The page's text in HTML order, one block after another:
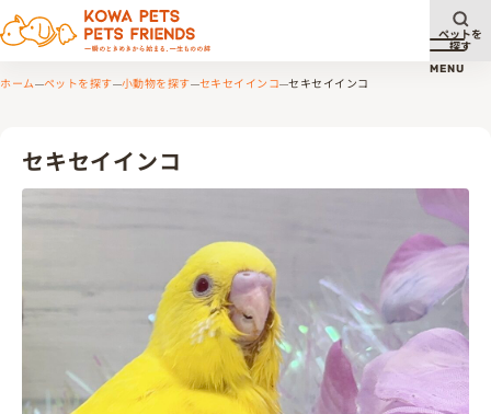
メニ
MENU
ペットを
探す
ホーム ペットを探す 小動物を探す セキセイインコ セキセイインコ
セキセイインコ